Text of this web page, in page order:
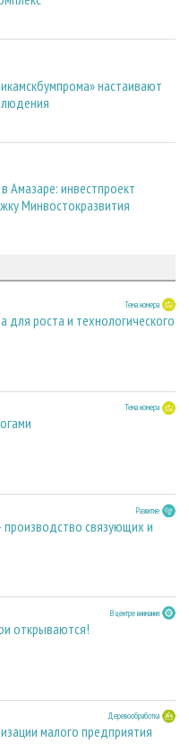
настаивают
Амазаре: инвестпроект
Минвостокразвития
Тема номера
для роста и технологического
Тема номера
Развитие
производство связующих и
В центре внимания
открываются!
Деревообработка
малого предприятия